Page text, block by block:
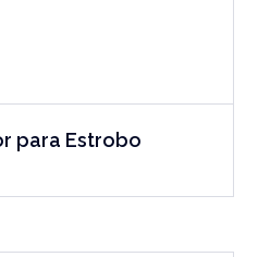
para Estrobo